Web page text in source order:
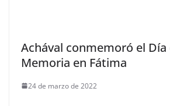
Achával conmemoró el Día
Memoria en Fátima
24 de marzo de 2022